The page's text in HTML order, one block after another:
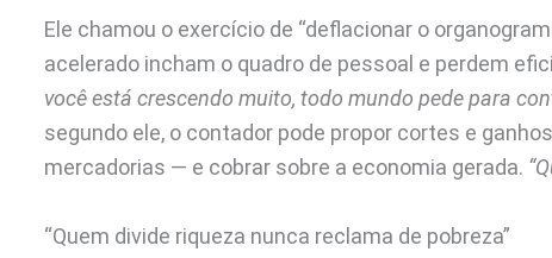
Ele chamou o exercício de “deflacionar o
acelerado incham o quadro de pessoal e perdem
você está crescendo muito, todo mundo pede para
segundo ele, o contador pode propor cortes e
mercadorias — e cobrar sobre a economia gerada.
“Quem divide riqueza nunca reclama de pobreza”